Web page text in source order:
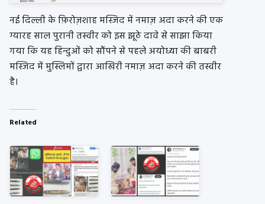
नई दिल्ली के फ़िरोज़शाह मस्जिद में नमाज़ अदा करने की एक
ग्यारह साल पुरानी तस्वीर को इस झूठे दावे से साझा किया
गया कि यह हिन्दुओं को सौंपने से पहले अयोध्या की बाबरी
मस्जिद में मुस्लिमों द्वारा आखिरी नमाज़ अदा करने की तस्वीर
है।
Related